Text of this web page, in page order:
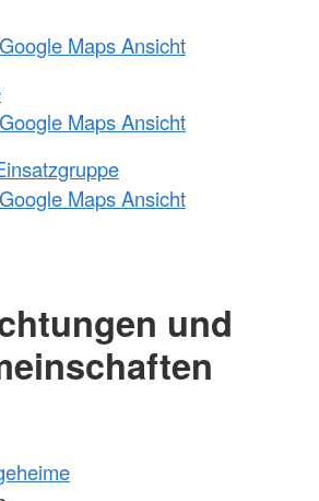
Maps Ansicht
Maps Ansicht
Maps Ansicht
und